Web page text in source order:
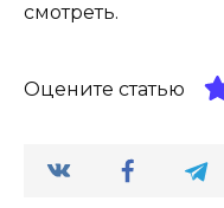
смотреть.
Оцените статью